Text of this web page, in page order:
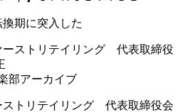
期に突入した
部アーカイブ
ストリテイリング 代表取締役会